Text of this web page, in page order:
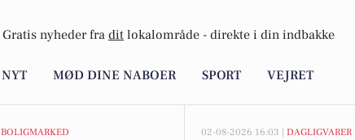
Gratis nyheder fra dit lokalområde - direkte i din indbakke
MØD DINE NABOER SPORT VEJRET
BOLIGMARKED 02-08-2026 16:03 | DAGLIGVARER